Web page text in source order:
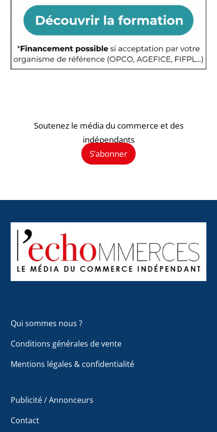
Soutenez le média du commerce et des
indépendants
S’abonner
To
Top
Qui sommes nous ?
Conditions générales de vente
Mentions légales & confidentialité
Publicité / Annonceurs
Contact